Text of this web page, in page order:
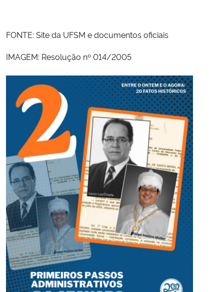
FONTE: Site da UFSM e documentos oficiais
IMAGEM: Resolução nº 014/2005